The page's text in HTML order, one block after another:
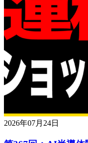
2026年07月24日